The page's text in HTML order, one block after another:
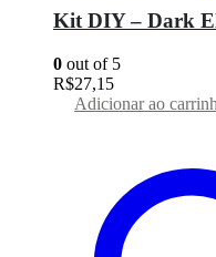
Kit DIY – Dark
0 out of 5
R$27,15
Adicionar ao